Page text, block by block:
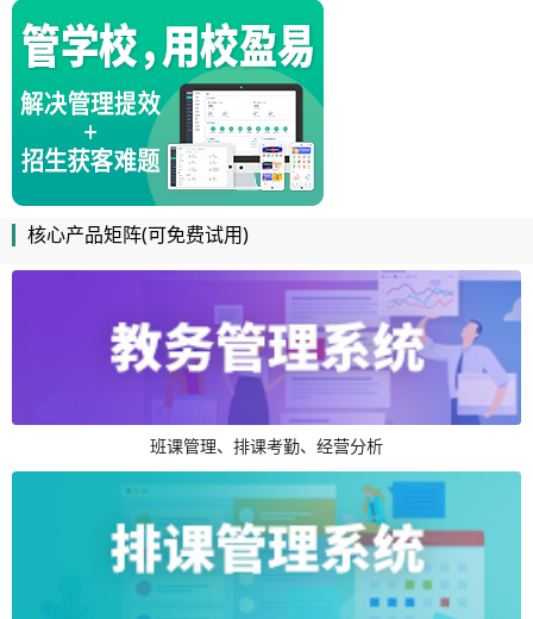
核心产品矩阵(可免费试用)
班课管理、排课考勤、经营分析